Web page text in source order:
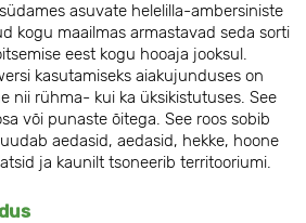
asuvate helelilla-ambersiniste
kogu maailmas armastavad seda sorti
eest kogu hooaja jooksul.
kasutamiseks aiakujunduses on
nii rühma- kui ka üksikistutuses. See
või punaste õitega. See roos sobib
aedasid, aedasid, hekke, hoone
ja kaunilt tsoneerib territooriumi.